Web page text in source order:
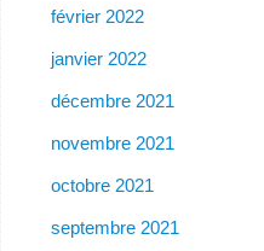
février 2022
janvier 2022
décembre 2021
novembre 2021
octobre 2021
septembre 2021